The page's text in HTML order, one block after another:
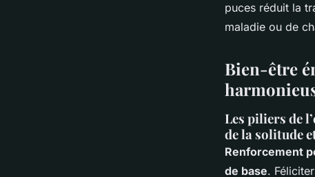
puces réduit la
maladie ou de
Bien-être
Les piliers de
de la solitude
Renforcement
de base.